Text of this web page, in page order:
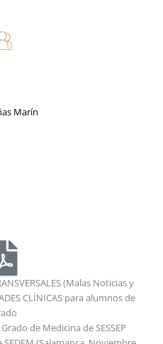
Marín
(Malas Noticias y
CLÍNICAS para alumnos de
de Medicina de SESSEP